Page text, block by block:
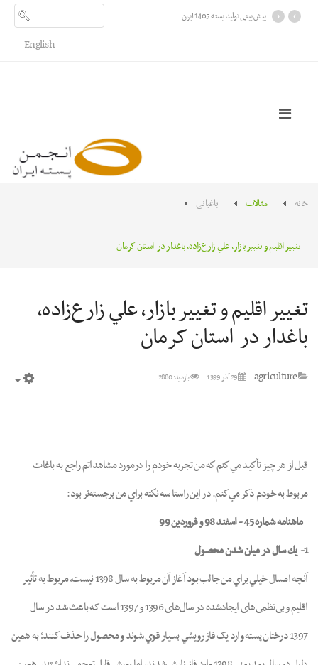
پیش بینی تولید پسته 1405 ایران ›
‹
English
خانه مقالات باغبانی
تغيير اقليم و تغيير بازار، علي زارع‌زاده، باغدار در استان کرمان
تغيير اقليم و تغيير بازار، علي زارع‌زاده،
باغدار در استان کرمان
agriculture 29 آذر 1399 بازدید: 2880
قبل از هر چيز تأكيد مي‌كنم كه من تجربه خودم را درمورد مشاهداتم راجع به باغات
مربوط به خودم ذكر مي‌كنم. در اين راستا سه نكته براي من برجسته‌تر بود:
ماهنامه شماره 45 - اسفند 98 و فروردین 99
1- يك سال در ميان شدن محصول
آنچه امسال خيلي براي من جالب بود آغاز آن مربوط به سال 1398 نيست، مربوط به تأثير
اقليم و بى‌نظمى‌هاى ايجادشده در سال‌هاى 1396 و 1397 است که باعث شد در سال
1397 درختان پسته وارد يک فاز رويشي بسيار قوي شوند و محصول را حذف كنند؛ به همين